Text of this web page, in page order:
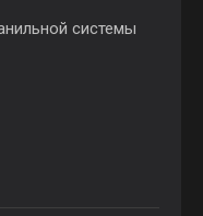
системы